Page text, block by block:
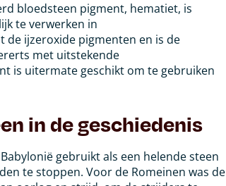
bloedsteen pigment, hematiet, is
te verwerken in
ijzeroxide pigmenten en is de
met uitstekende
is uitermate geschikt om te gebruiken
in de geschiedenis
gebruikt als een helende steen
te stoppen. Voor de Romeinen was de